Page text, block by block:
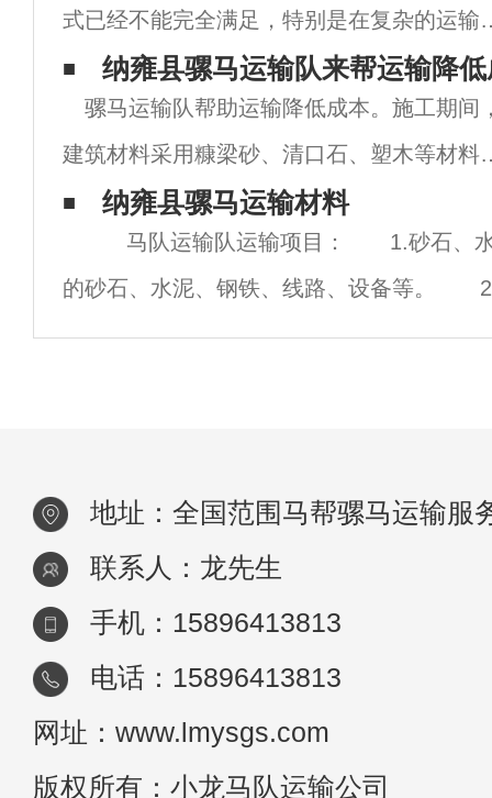
式已经不能完全满足，特别是在复杂的运输
件下，运输压力仍然相对较大，从这个角度
看，非常有必要整合高质量的运输资源，满
不同的业务需求，这也是长期行业发展后总
的
纳雍县骡马运输队来帮运输降
骡马运输队帮助运输降低成本。施工期间
建筑材料采用糠梁砂、清口石、塑木等材料
节约成本。针对卧虎山建设项目材料倒运困
难、运输成本高的实际情况，聘请骡马运输
倒运材料，代替以往的人工搬运，提高工作
率，
纳雍县骡马运输材料
马队运输队运输项目： 1.砂石、水
的砂石、水泥、钢铁、线路、设备等。
用砂石、水泥、砖石。 3.石材、水泥、
地址：全国范围马帮骡马运输服
联系人：龙先生
手机：15896413813
电话：15896413813
网址：www.lmysgs.com
版权所有：小龙马队运输公司